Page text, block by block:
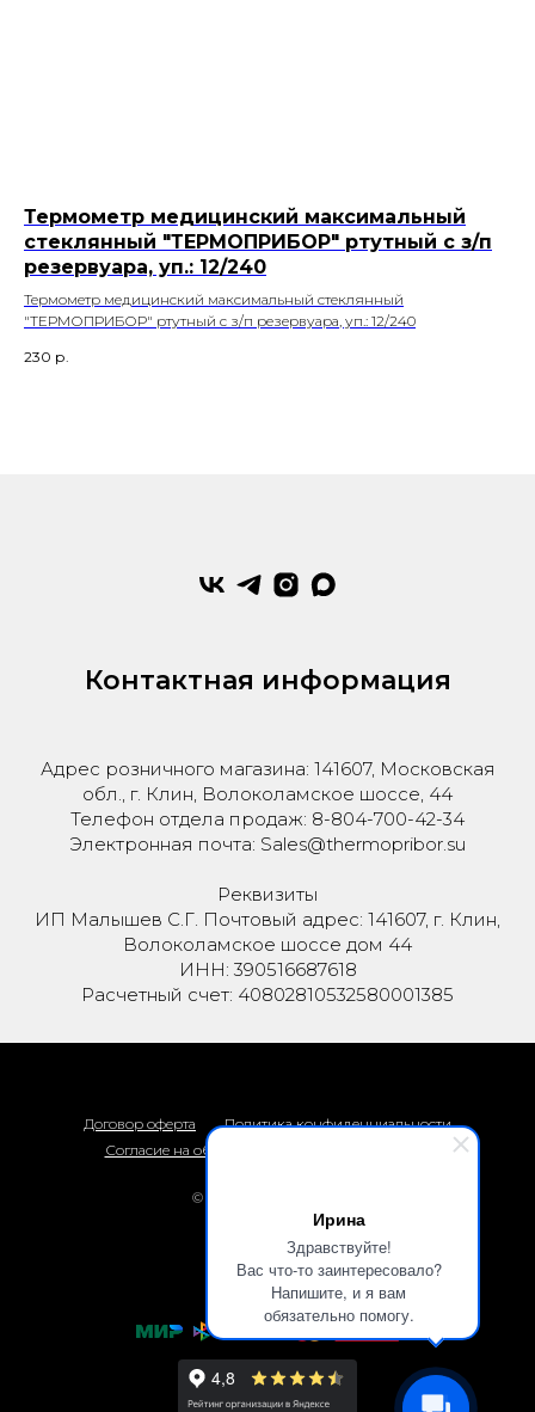
Ирина
Здравствуйте!
Вас что-то заинтересовало?
Напишите, и я вам
обязательно помогу.
Термометр медицинский максимальный
стеклянный "ТЕРМОПРИБОР" ртутный с з/п
резервуара, уп.: 12/240
Термометр медицинский максимальный стеклянный
"ТЕРМОПРИБОР" ртутный с з/п резервуара, уп.: 12/240
230 р.
Контактная информация
Адрес розничного магазина: 141607, Московская
обл., г. Клин, Волоколамское шоссе, 44
Телефон отдела продаж: 8-804-700-42-34
Электронная почта: Sales@thermopribor.su
Реквизиты
ИП Малышев С.Г. Почтовый адрес: 141607, г. Клин,
Волоколамское шоссе дом 44
ИНН: 390516687618
Расчетный счет: 40802810532580001385
Договор оферта
Политика конфиденциальности
Согласие на обработку персональных данных
© 2026 Термоприбор
Наверх